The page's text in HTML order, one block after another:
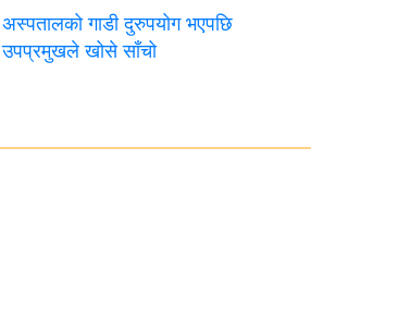
अस्पतालको गाडी दुरुपयोग भएपछि
उपप्रमुखले खोसे साँचो